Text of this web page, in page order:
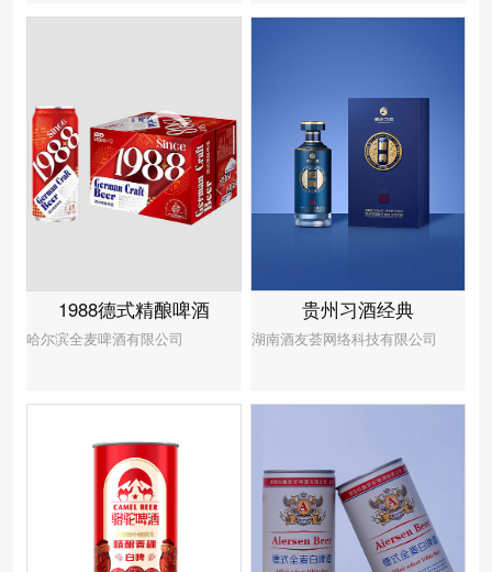
1988德式精酿啤酒
哈尔滨全麦啤酒有限公司
贵州习酒经典
湖南酒友荟网络科技有限公司